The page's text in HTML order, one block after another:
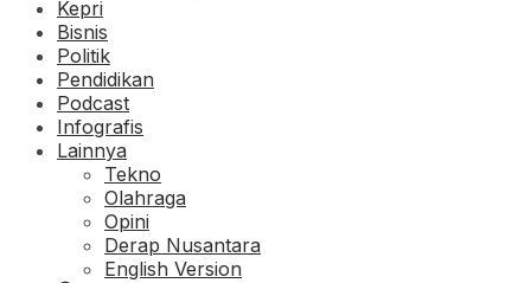
Kepri
Bisnis
Politik
Pendidikan
Podcast
Infografis
Lainnya
Tekno
Olahraga
Opini
Derap Nusantara
English Version